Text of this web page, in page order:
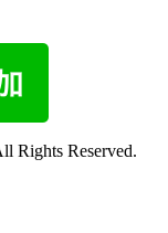
Reserved.